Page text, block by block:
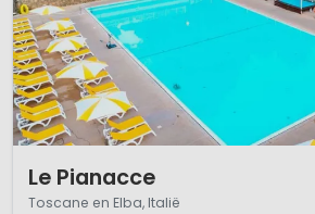
Le Pianacce
Toscane en Elba, Italië